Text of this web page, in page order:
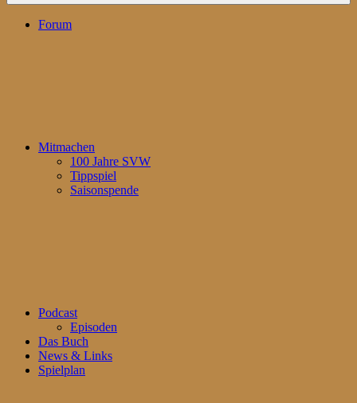
Forum
Mitmachen
100 Jahre SVW
Tippspiel
Saisonspende
Podcast
Episoden
Das Buch
News & Links
Spielplan